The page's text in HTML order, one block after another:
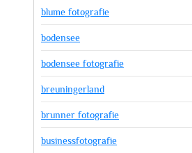
blume fotografie
bodensee
bodensee fotografie
breuningerland
brunner fotografie
businessfotografie